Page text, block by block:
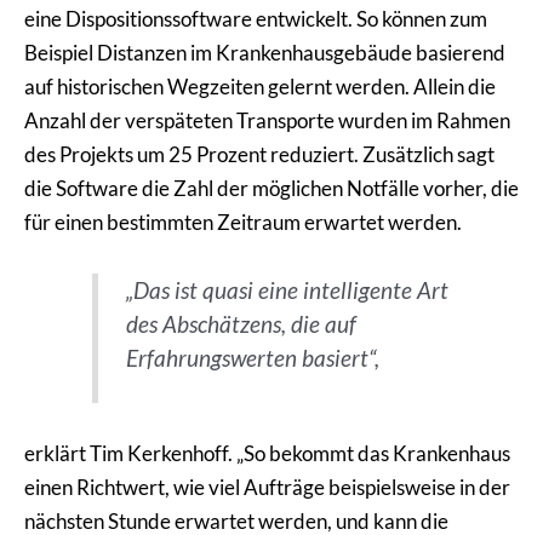
eine Dispositionssoftware entwickelt. So können zum
Beispiel Distanzen im Krankenhausgebäude basierend
auf historischen Wegzeiten gelernt werden. Allein die
Anzahl der verspäteten Transporte wurden im Rahmen
des Projekts um 25 Prozent reduziert. Zusätzlich sagt
die Software die Zahl der möglichen Notfälle vorher, die
für einen bestimmten Zeitraum erwartet werden.
„Das ist quasi eine intelligente Art
des Abschätzens, die auf
Erfahrungswerten basiert“,
erklärt Tim Kerkenhoff. „So bekommt das Krankenhaus
einen Richtwert, wie viel Aufträge beispielsweise in der
nächsten Stunde erwartet werden, und kann die